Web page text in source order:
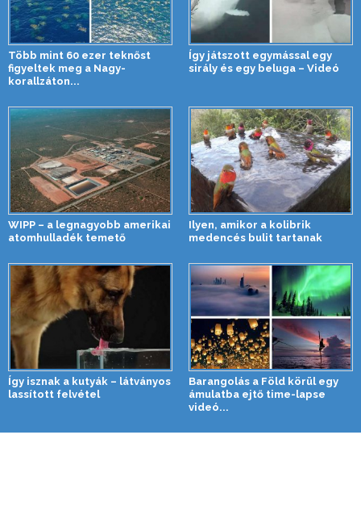
Több mint 60 ezer teknőst
figyeltek meg a Nagy-
korallzáton...
Így játszott egymással egy
sirály és egy beluga – Videó
WIPP – a legnagyobb amerikai
atomhulladék temető
Ilyen, amikor a kolibrik
medencés bulit tartanak
Így isznak a kutyák – látványos
lassított felvétel
Barangolás a Föld körül egy
ámulatba ejtő time-lapse
videó...